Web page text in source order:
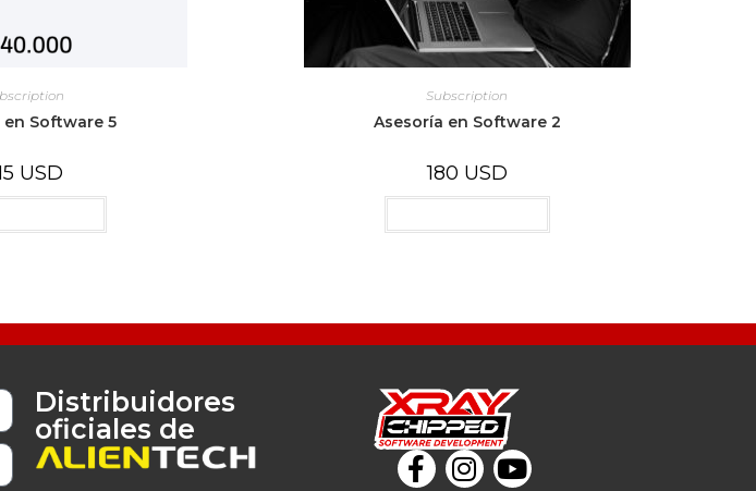
en Software 5
USD
Subscription
Asesoría en Software 2
180 USD
Distribuidores
oficiales de